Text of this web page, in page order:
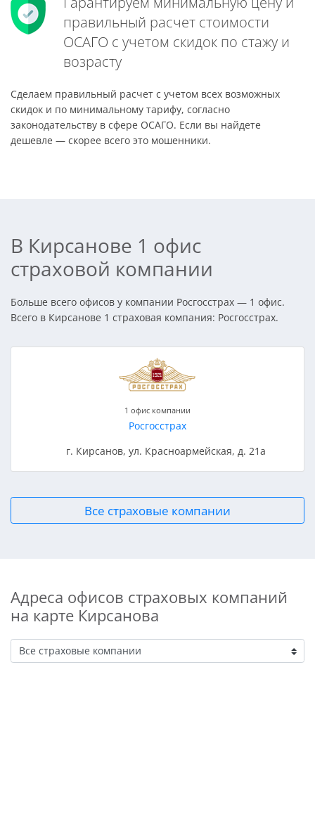
правильный расчет стоимости
ОСАГО с учетом скидок по стажу и
возрасту
Сделаем правильный расчет с учетом всех возможных
скидок и по минимальному тарифу, согласно
законодательству в сфере ОСАГО. Если вы найдете
дешевле — скорее всего это мошенники.
В Кирсанове 1 офис
страховой компании
Больше всего офисов у компании Росгосстрах — 1 офис.
Всего в Кирсанове 1 страховая компания: Росгосстрах.
1 офис компании
Росгосстрах
г. Кирсанов, ул. Красноармейская, д. 21а
Все страховые компании
Адреса офисов страховых компаний
на карте Кирсанова